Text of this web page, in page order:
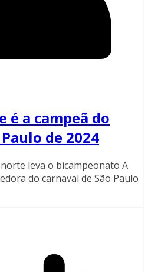
é a campeã do
de 2024
leva o bicampeonato A
do carnaval de São Paulo